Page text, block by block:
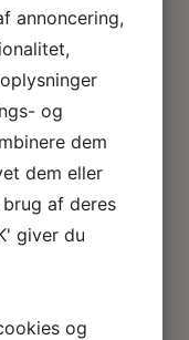
i valnød
annoncering,
og
dem
dem eller
af deres
giver du
og